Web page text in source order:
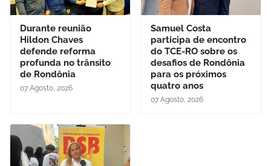
Durante reunião
Hildon Chaves
defende reforma
profunda no trânsito
de Rondônia
07 Agosto, 2026
Samuel Costa
participa de encontro
do TCE-RO sobre os
desafios de Rondônia
para os próximos
quatro anos
07 Agosto, 2026